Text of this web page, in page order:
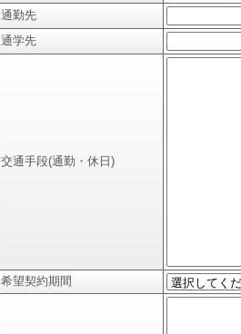
通勤先
通学先
交通手段(通勤・休日)
希望契約期間